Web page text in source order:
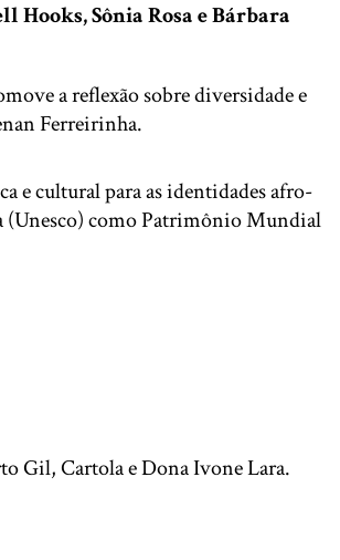
Hooks, Sônia Rosa e Bárbara
a reflexão sobre diversidade e
Ferreirinha.
e cultural para as identidades afro-
(Unesco) como Patrimônio Mundial
Gil, Cartola e Dona Ivone Lara.